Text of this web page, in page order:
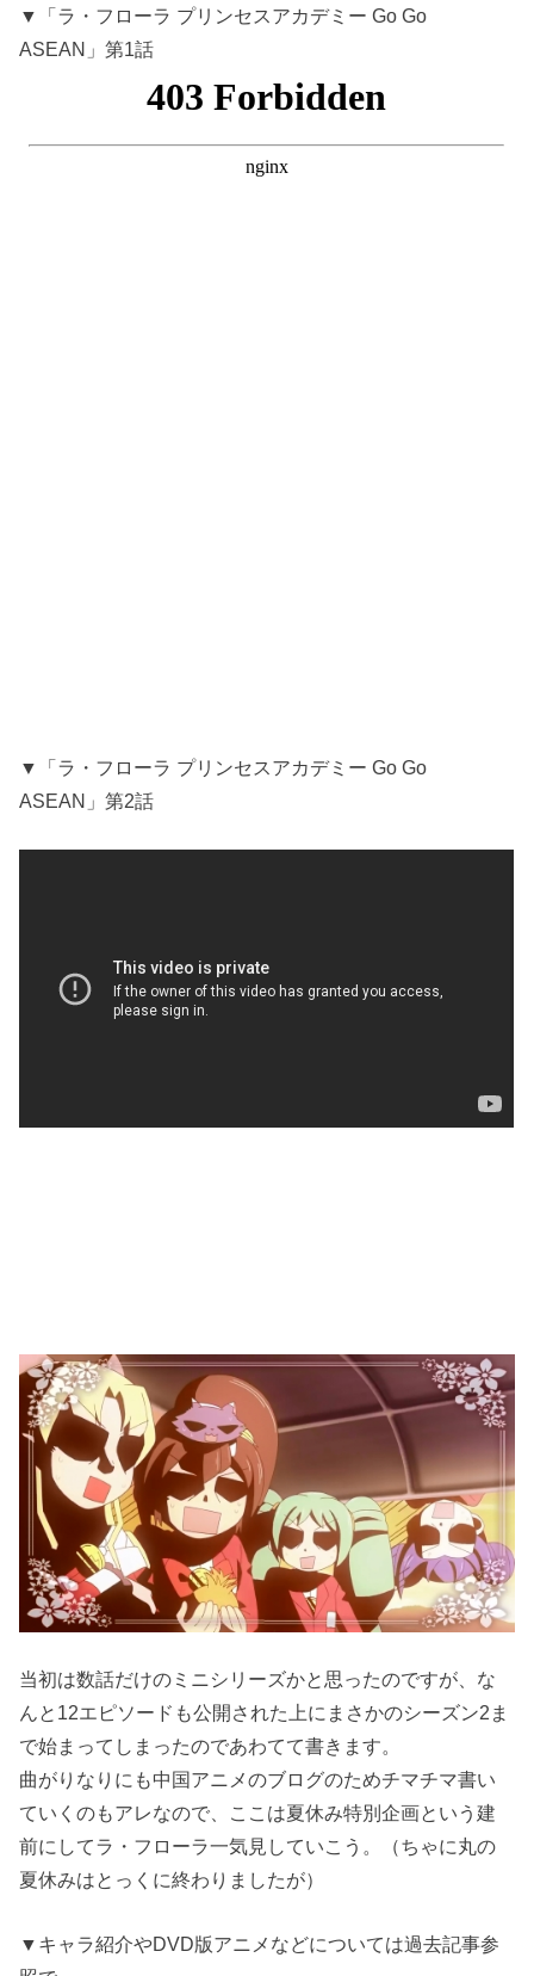
▼「ラ・フローラ プリンセスアカデミー Go Go
ASEAN」第1話
▼「ラ・フローラ プリンセスアカデミー Go Go
ASEAN」第2話
当初は数話だけのミニシリーズかと思ったのですが、な
んと12エピソードも公開された上にまさかのシーズン2ま
で始まってしまったのであわてて書きます。
曲がりなりにも中国アニメのブログのためチマチマ書い
ていくのもアレなので、ここは夏休み特別企画という建
前にしてラ・フローラ一気見していこう。（ちゃに丸の
夏休みはとっくに終わりましたが）
▼キャラ紹介やDVD版アニメなどについては過去記事参